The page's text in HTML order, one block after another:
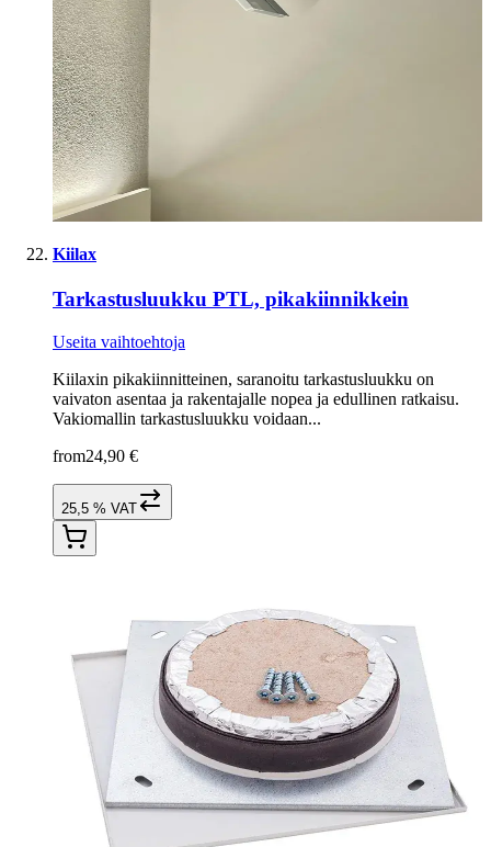
Kiilax
Tarkastusluukku PTL, pikakiinnikkein
Useita vaihtoehtoja
Kiilaxin pikakiinnitteinen, saranoitu tarkastusluukku on
vaivaton asentaa ja rakentajalle nopea ja edullinen ratkaisu.
Vakiomallin tarkastusluukku voidaan...
from24,90 €
25,5 % VAT